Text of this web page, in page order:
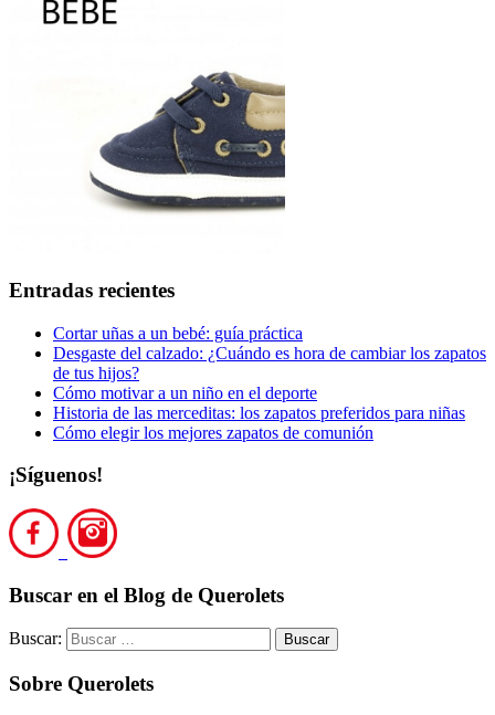
Entradas recientes
Cortar uñas a un bebé: guía práctica
Desgaste del calzado: ¿Cuándo es hora de cambiar los zapatos
de tus hijos?
Cómo motivar a un niño en el deporte
Historia de las merceditas: los zapatos preferidos para niñas
Cómo elegir los mejores zapatos de comunión
¡Síguenos!
Buscar en el Blog de Querolets
Buscar:
Sobre Querolets